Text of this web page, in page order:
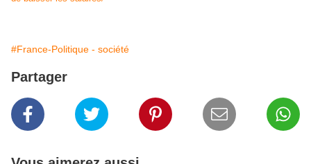
#France-Politique - société
Partager